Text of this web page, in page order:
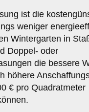
ist die
weniger
Wintergarten in
Doppel- oder
die bessere
höhere
€ pro Quadratmeter